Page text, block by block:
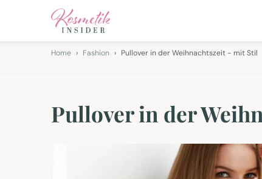
Home Fashion Pullover in der Weihnachtszeit - mit Stil
Pullover in der